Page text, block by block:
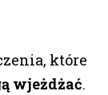
które
wjeżdżać.